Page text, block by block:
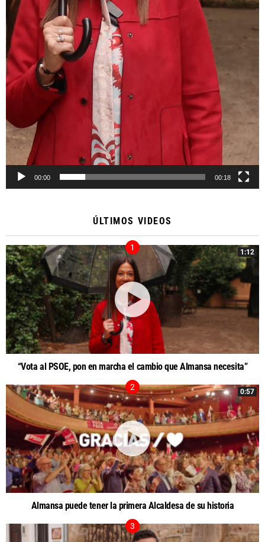
00:00 00:18
ÚLTIMOS VIDEOS
1:12
“Vota al PSOE, pon en marcha el cambio que Almansa necesita”
0:57
Almansa puede tener la primera Alcaldesa de su historia